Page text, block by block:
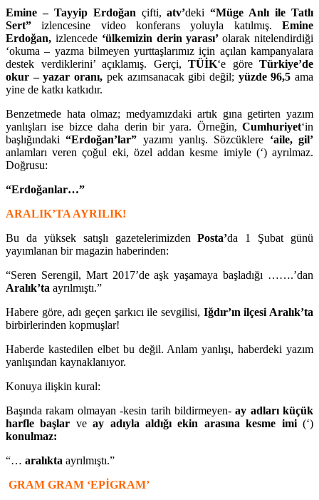
Emine – Tayyip Erdoğan çifti, atv’deki“Müge Anlı ile Tatlı
Sert” izlencesine video konferans yoluyla katılmış. Emine
Erdoğan, izlencede ‘ülkemizin derin yarası’olarak nitelendirdiği
‘okuma – yazma bilmeyen yurttaşlarımız için açılan kampanyalara
destek verdiklerini’ açıklamış. Gerçi, TÜİK‘e göre Türkiye’de
okur – yazar oranı, pek azımsanacak gibi değil;yüzde 96,5 ama
yine de katkı katkıdır.
Benzetmede hata olmaz; medyamızdaki artık gına getirten yazım
yanlışları ise bizce daha derin bir yara. Örneğin, Cumhuriyet‘in
başlığındaki“Erdoğan’lar” yazımı yanlış. Sözcüklere ‘aile, gil’
anlamları veren çoğul eki, özel addan kesme imiyle (‘) ayrılmaz.
Doğrusu:
“Erdoğanlar…”
ARALIK’TA AYRILIK!
Bu da yüksek satışlı gazetelerimizdenPosta’da 1 Şubat günü
yayımlanan bir magazin haberinden:
“Seren Serengil, Mart 2017’de aşk yaşamaya başladığı …….’dan
Aralık’ta ayrılmıştı.”
Habere göre, adı geçen şarkıcı ile sevgilisi, Iğdır’ın ilçesi Aralık’ta
birbirlerinden kopmuşlar!
Haberde kastedilen elbet bu değil. Anlam yanlışı, haberdeki yazım
yanlışından kaynaklanıyor.
Konuya ilişkin kural:
Başında rakam olmayan -kesin tarih bildirmeyen-ay adları küçük
harfle başlar veay adıyla aldığı ekin arasına kesme imi(‘)
konulmaz:
“… aralıkta ayrılmıştı.”
GRAM GRAM ‘EPİGRAM’